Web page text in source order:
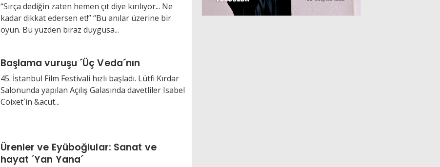
“Sırça dediğin zaten hemen çıt diye kırılıyor... Ne
kadar dikkat edersen et!” “Bu anılar üzerine bir
oyun. Bu yüzden biraz duygusa...
Başlama vuruşu ´Üç Veda´nın
45. İstanbul Film Festivali hızlı başladı. Lütfi Kırdar
Salonunda yapılan Açılış Galasında davetliler Isabel
Coixet´in &acut...
Ürenler ve Eyüboğlular: Sanat ve
hayat ´Yan Yana´